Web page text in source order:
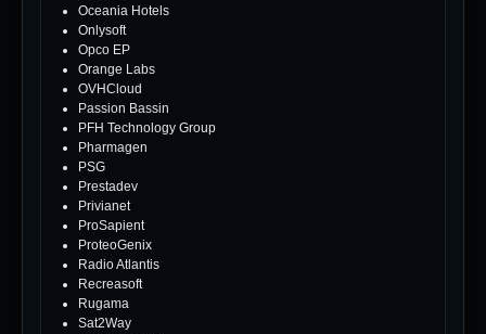
Oceania Hotels
Onlysoft
Opco EP
Orange Labs
OVHCloud
Passion Bassin
PFH Technology Group
Pharmagen
PSG
Prestadev
Privianet
ProSapient
ProteoGenix
Radio Atlantis
Recreasoft
Rugama
Sat2Way